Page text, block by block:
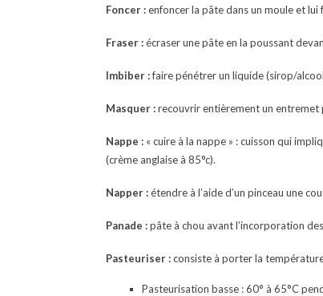
Foncer :enfoncer la pâte dans un moule et
Fraser :écraser une pâte en la poussant
Imbiber :faire pénétrer un liquide (sirop/
Masquer :recouvrir entièrement un entremet
Nappe : « cuire à la nappe » : cuisson qui
(crème anglaise à 85°c).
Napper :étendre à l’aide d’un pinceau une
Panade :pâte à chou avant l’incorporation
Pasteuriser :consiste à porter la température
Pasteurisation basse : 60° à 65°C